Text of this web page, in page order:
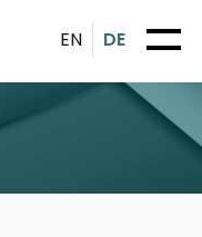
EN DE